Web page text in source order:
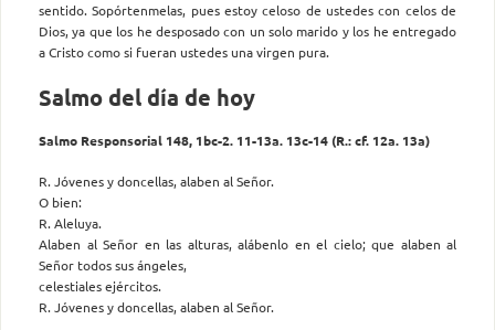
sentido. Sopórtenmelas, pues estoy celoso de ustedes con celos de
Dios, ya que los he desposado con un solo marido y los he entregado
a Cristo como si fueran ustedes una virgen pura.
Salmo del día de hoy
Salmo Responsorial 148, 1bc-2. 11-13a. 13c-14 (R.: cf. 12a. 13a)
R. Jóvenes y doncellas, alaben al Señor.
O bien:
R. Aleluya.
Alaben al Señor en las alturas, alábenlo en el cielo; que alaben al
Señor todos sus ángeles,
celestiales ejércitos.
R. Jóvenes y doncellas, alaben al Señor.